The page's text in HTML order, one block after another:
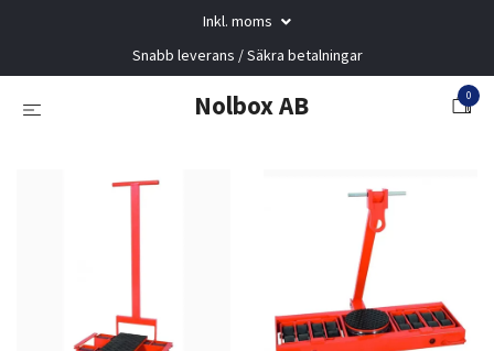
Inkl. moms
Snabb leverans / Säkra betalningar
Nolbox AB 0